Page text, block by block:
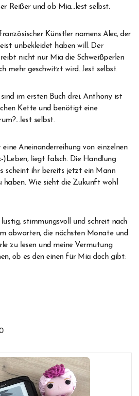
Reißer und ob Mia…lest selbst.
Künstler namens Alec, der
unbekleidet haben will. Der
nicht nur Mia die Schweißperlen
mehr geschwitzt wird…lest selbst.
im ersten Buch drei. Anthony ist
Kette und benötigt eine
selbst.
Aneinanderreihung von einzelnen
)Leben, liegt falsch. Die Handlung
scheint ihr bereits jetzt ein Mann
haben. Wie sieht die Zukunft wohl
stimmungsvoll und schreit nach
abwarten, die nächsten Monate und
zu lesen und meine Vermutung
ob es den einen für Mia doch gibt: